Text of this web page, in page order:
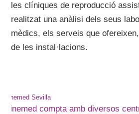
les clíniques de reproducció
realitzat una anàlisi dels seus
mèdics, els serveis que
de les instal·lacions.
Ginemed Sevilla
Ginemed compta amb diversos